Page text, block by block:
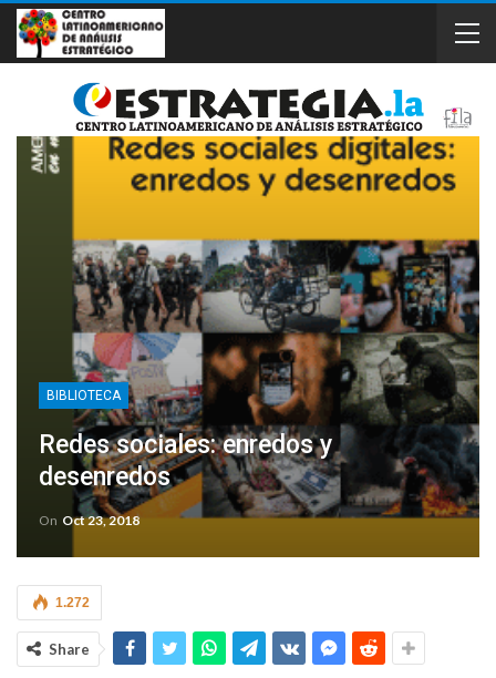
BIBLIOTECA
Redes sociales: enredos y
desenredos
On Oct 23, 2018
1.272
Share